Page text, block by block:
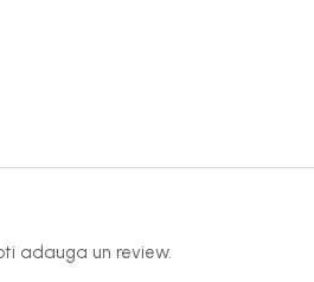
adauga un review.